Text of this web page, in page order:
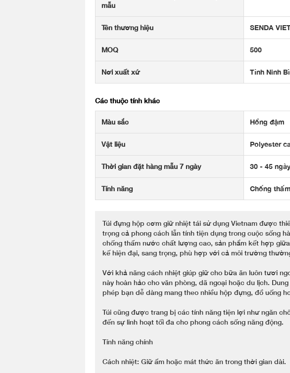
mẫu
Tên thương hiệu SENDA
MOQ 500
Nơi xuất xứ Tỉnh Ninh
Các thuộc tính khác
Màu sắc Hồng đậm
Vật liệu Polyester
Thời gian đặt hàng mẫu 7 ngày 30 - 45 ngày
Tính năng Chống
Túi đựng hộp cơm giữ nhiệt tái sử dụng Vietnam được
trọng cả phong cách lẫn tính tiện dụng trong cuộc sống
chống thấm nước chất lượng cao, sản phẩm kết hợp
kế hiện đại, sang trọng, phù hợp với cả môi trường
Với khả năng cách nhiệt giúp giữ cho bữa ăn luôn tươi
này hoàn hảo cho văn phòng, dã ngoại hoặc du lịch.
phép bạn dễ dàng mang theo nhiều hộp đựng, đồ uống
Túi cũng được trang bị các tính năng tiện lợi như ngăn
đến sự linh hoạt tối đa cho phong cách sống năng động.
Tính năng chính
Cách nhiệt: Giữ ấm hoặc mát thức ăn trong thời gian dài.